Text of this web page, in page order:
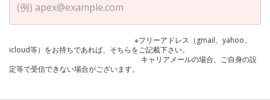
※フリーアドレス（gmail、yahoo、
icloud等）をお持ちであれば、そちらをご記載下さい。
キャリアメールの場合、ご自身の設
定等で受信できない場合がございます。